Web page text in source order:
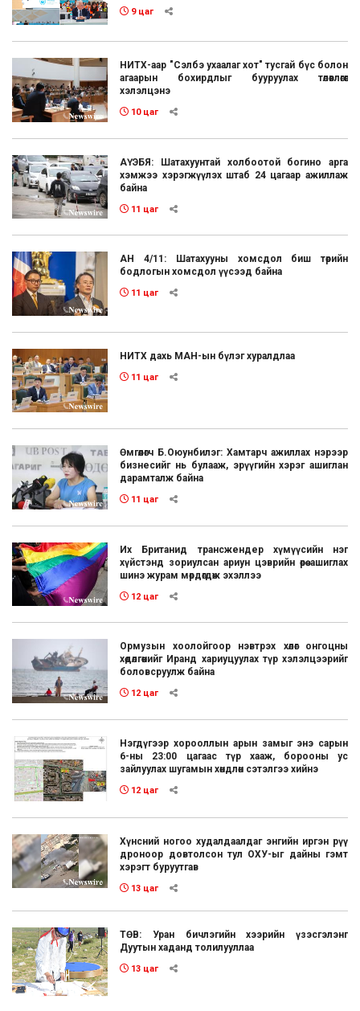
9 цаг
НИТХ-аар "Сэлбэ ухаалаг хот" тусгай бүс болон
агаарын бохирдлыг бууруулах төлөвлөгөөг
хэлэлцэнэ
10 цаг
АҮЭБЯ: Шатахуунтай холбоотой богино арга
хэмжээ хэрэгжүүлэх штаб 24 цагаар ажиллаж
байна
11 цаг
АН 4/11: Шатахууны хомсдол биш төрийн
бодлогын хомсдол үүсээд байна
11 цаг
НИТХ дахь МАН-ын бүлэг хуралдлаа
11 цаг
Өмгөөлөгч Б.Оюунбилэг: Хамтарч ажиллах нэрээр
бизнесийг нь булааж, эрүүгийн хэрэг ашиглан
дарамталж байна
11 цаг
Их Британид трансжендер хүмүүсийн нэг
хүйстэнд зориулсан ариун цэврийн өрөө ашиглах
шинэ журам мөрдөгдөж эхэллээ
12 цаг
Ормузын хоолойгоор нэвтрэх хөлөг онгоцны
хөдөлгөөнийг Иранд хариуцуулах түр хэлэлцээрийг
боловсруулж байна
12 цаг
Нэгдүгээр хорооллын арын замыг энэ сарын
6-ны 23:00 цагаас түр хааж, борооны ус
зайлуулах шугамын хөндлөн сэтэлгээ хийнэ
12 цаг
Хүнсний ногоо худалдаалдаг энгийн иргэн рүү
дроноор довтолсон тул ОХУ-ыг дайны гэмт
хэрэгт буруутгав
13 цаг
ТӨВ: Уран бичлэгийн хээрийн үзэсгэлэнг
Дуутын хаданд толилууллаа
13 цаг